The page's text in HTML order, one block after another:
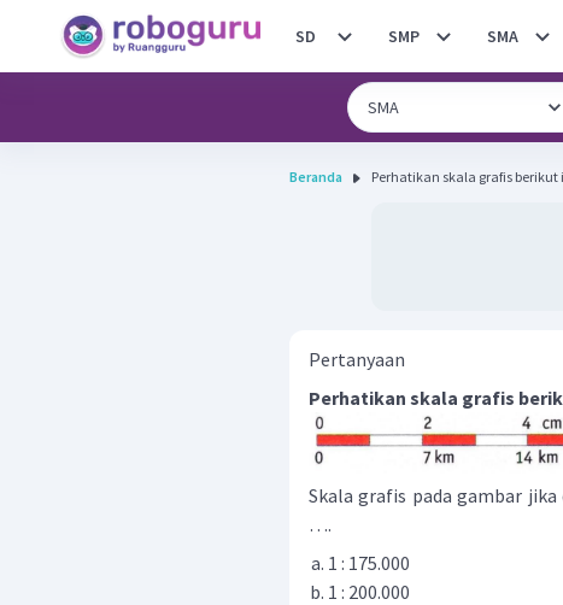
SD SMP SMA
Beranda
Pertanyaan
Perhatikan skala grafis
Skala grafis pada gambar
….
1 : 175.000
1 : 200.000